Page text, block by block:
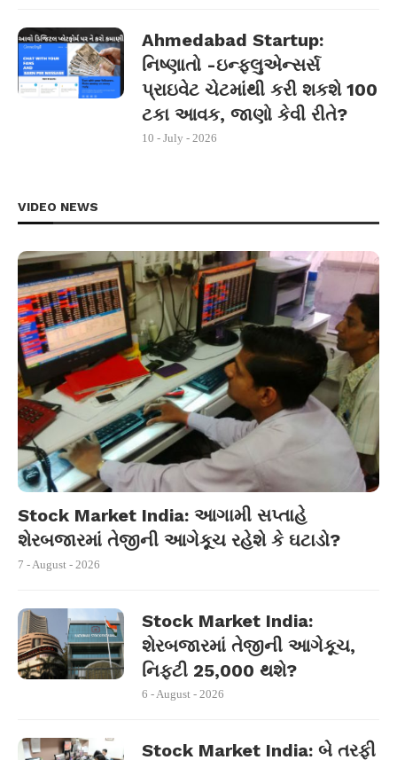
Ahmedabad Startup:
નિષ્ણાતો -ઇન્ફ્લુએન્સર્સ
પ્રાઇવેટ ચેટમાંથી કરી શકશે 100
ટકા આવક, જાણો કેવી રીતે?
10 - July - 2026
VIDEO NEWS
Stock Market India: આગામી સપ્તાહે
શેરબજારમાં તેજીની આગેકૂચ રહેશે કે ઘટાડો?
7 - August - 2026
Stock Market India:
શેરબજારમાં તેજીની આગેકૂચ,
નિફ્ટી 25,000 થશે?
6 - August - 2026
Stock Market India: બે તરફી